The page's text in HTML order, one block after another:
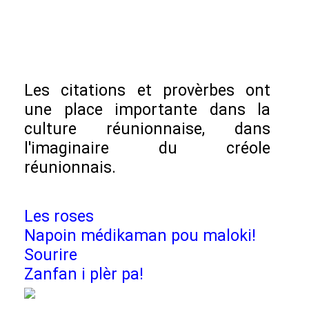
Les citations et provèrbes ont
une place importante dans la
culture réunionnaise, dans
l'imaginaire du créole
réunionnais.
Les roses
Napoin médikaman pou maloki!
Sourire
Zanfan i plèr pa!